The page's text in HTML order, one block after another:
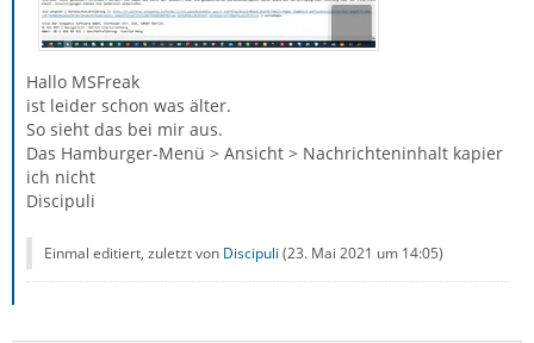
Hallo MSFreak
ist leider schon was älter.
So sieht das bei mir aus.
Das Hamburger-Menü > Ansicht > Nachrichteninhalt kapier
ich nicht
Discipuli
Einmal editiert, zuletzt von Discipuli (23. Mai 2021 um 14:05)